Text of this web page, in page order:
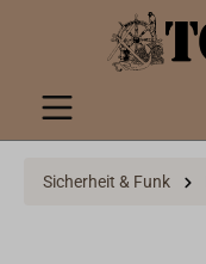
springen
Sicherheit & Funk